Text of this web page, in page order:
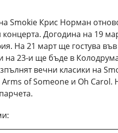
Smokie Крис Норман
Догодина на 19
На 21 март ще гостува
и на 23-и ще бъде в
вечни класики на
Arms of Someone и Oh Carol.